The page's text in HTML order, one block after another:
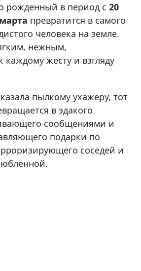
рожденный в период с 20
превратится в самого
человека на земле.
нежным,
жесту и взгляду
пылкому ухажеру, тот
в эдакого
сообщениями и
подарки по
соседей и